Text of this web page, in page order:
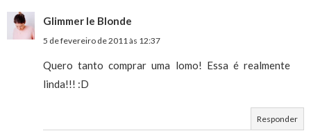
Glimmer le Blonde
5 de fevereiro de 2011 às 12:37
Quero tanto comprar uma lomo! Essa é realmente
linda!!! :D
Responder